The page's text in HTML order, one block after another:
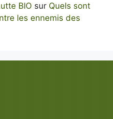
BIO sur Quels sont
les ennemis des